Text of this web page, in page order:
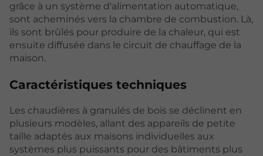
grâce à un système d'alimentation automatique,
sont acheminés vers la chambre de combustion. Là,
ils sont brûlés pour produire de la chaleur, qui est
ensuite diffusée dans le circuit de chauffage de la
maison.
Caractéristiques techniques
Les chaudières à granulés de bois se déclinent en
plusieurs modèles, allant des appareils de petite
taille adaptés aux maisons individuelles aux
systèmes plus puissants pour des bâtiments plus